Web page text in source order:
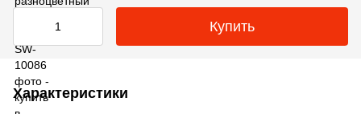
Купить
Характеристики